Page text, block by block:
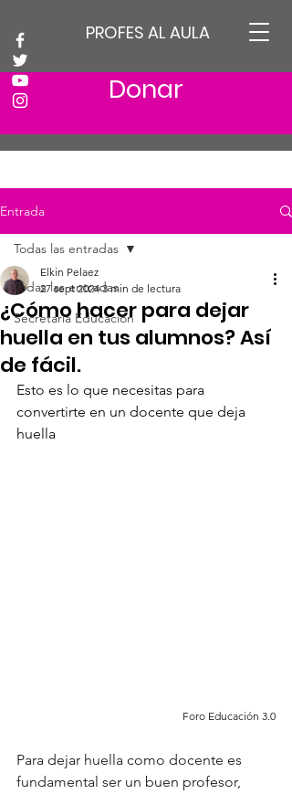
PROFES AL AULA
Donar
Entrada
Todas las entradas
Secretaria Educación
Todas las entradas
¿Cómo hacer para dejar
huella en tus alumnos? Así
de fácil.
Elkin Pelaez
27 sept 2024 3 min de lectura
Esto es lo que necesitas para
convertirte en un docente que deja
huella
Foro Educación 3.0
Para dejar huella como docente es
fundamental ser un buen profesor,